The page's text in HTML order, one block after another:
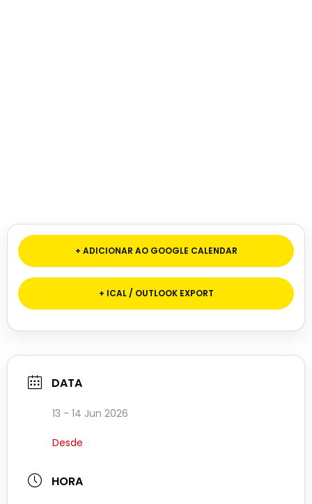
+ ADICIONAR AO GOOGLE CALENDAR
+ ICAL / OUTLOOK EXPORT
DATA
13 - 14 Jun 2026
Desde
HORA